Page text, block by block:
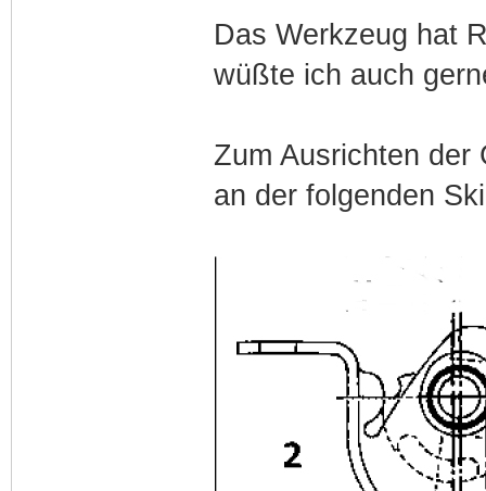
Das Werkzeug hat
wüßte ich auch
Zum Ausrichten
an der folgenden